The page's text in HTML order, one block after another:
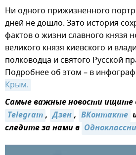
Ни одного прижизненного
дней не дошло. Зато история
фактов о жизни славного князя
великого князя киевского и
полководца и святого Русской
Подробнее об этом – в
Крым.
Самые важные новости ищите
Telegram, Дзен, ВКонтакте
следите за нами в